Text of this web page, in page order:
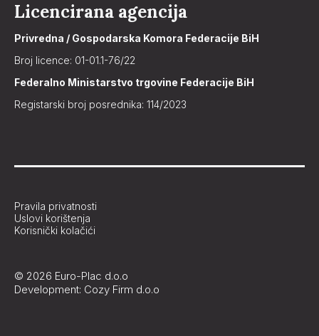
Licencirana agencija
Privredna / Gospodarska Komora Federacije BiH
Broj licence: 01-01.1-76/22
Federalno Ministarstvo trgovine Federacije BiH
Registarski broj posrednika: 114/2023
© 2026 Euro-Plac d.o.o
Development: Cozy Firm d.o.o
Pravila privatnosti
Uslovi korištenja
Korisnički kolačići